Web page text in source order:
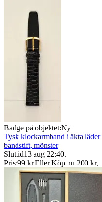
Badge på objektet:Ny
Tysk klockarmband i äkta
bandstift, mönster
Sluttid13 aug 22:40.
Pris:99 kr,Eller Köp nu 200 kr,.